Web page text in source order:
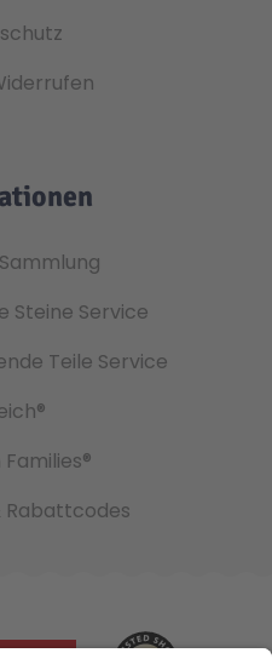
Steine Service
Teile Service
Rabattcodes